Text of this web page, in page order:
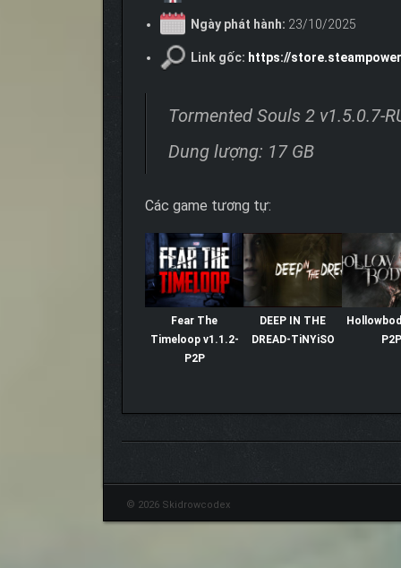
Ngày phát hành: 23/10/2025
Link gốc: https://
Tormented Souls 2 v1.5.0.7-
Dung lượng: 17 GB
Các game tương tự:
Fear The
Timeloop v1.1.2-
P2P
DEEP IN THE
DREAD-TiNYiSO
P2P
© 2026 Skidrowcodex